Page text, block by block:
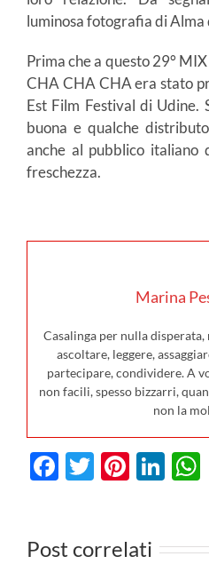
luminosa fotografia di Alma
Prima che a questo 29°
CHA CHA CHA era stato
Est Film Festival di Udine.
buona e qualche
anche al pubblico italiano
freschezza.
Marina
Casalinga per nulla
ascoltare, leggere,
partecipare, condividere. A
non facili, spesso bizzarri,
non la
Facebook
Twitter
Post correlati